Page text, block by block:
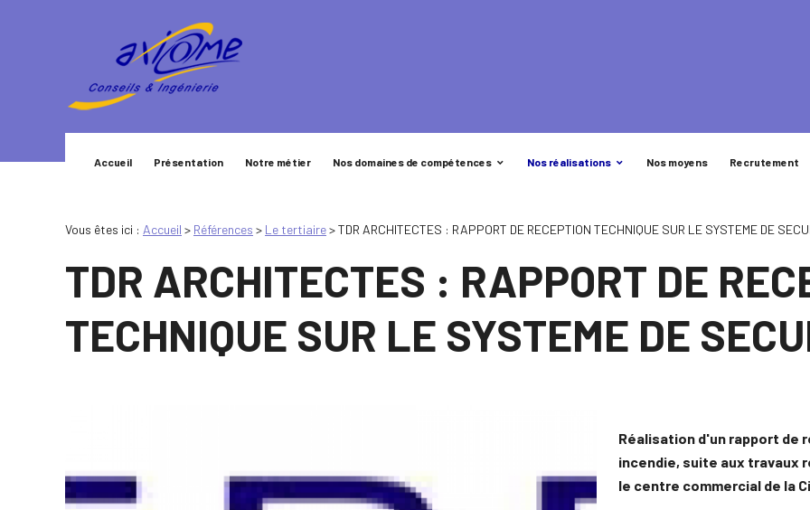
Accueil Présentation Notre métier Nos domaines de compétences Nos réalisations Nos moyens Recrutement
Vous êtes ici : Accueil > Références > Le tertiaire>TDR ARCHITECTES : RAPPORT DE RECEPTION TECHNIQUE SUR LE SYSTEME DE
TDR ARCHITECTES : RAPPORT DE
TECHNIQUE SUR LE SYSTEME DE
Réalisation d'un rapport de
incendie, suite aux travaux
le centre commercial de la